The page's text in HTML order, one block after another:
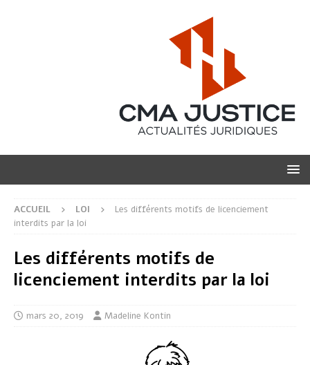
ACCUEIL LOI
Les différents motifs de licenciement
interdits par la loi
Les différents motifs de
licenciement interdits par la loi
mars 20, 2019 Madeline Kontin